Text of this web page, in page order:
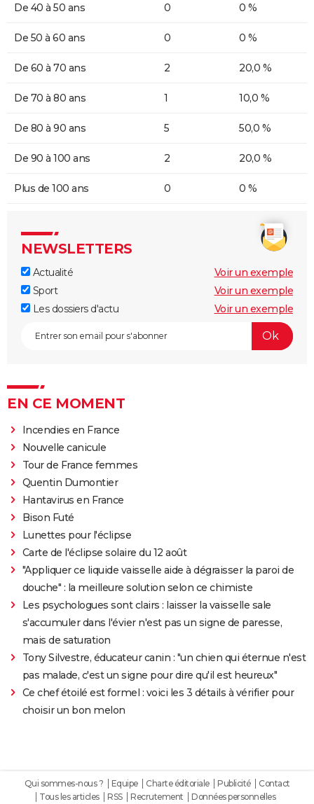
De 40 à 50 ans 0 0 %
De 50 à 60 ans 0 0 %
De 60 à 70 ans 2 20,0 %
De 70 à 80 ans 1 10,0 %
De 80 à 90 ans 5 50,0 %
De 90 à 100 ans 2 20,0 %
Plus de 100 ans 0 0 %
NEWSLETTERS
Actualité
Voir un exemple
Sport
Voir un exemple
Les dossiers d'actu
Voir un exemple
EN CE MOMENT
Incendies en France
Nouvelle canicule
Tour de France femmes
Quentin Dumontier
Hantavirus en France
Bison Futé
Lunettes pour l'éclipse
Carte de l'éclipse solaire du 12 août
"Appliquer ce liquide vaisselle aide à dégraisser la paroi de
douche" : la meilleure solution selon ce chimiste
Les psychologues sont clairs : laisser la vaisselle sale
s'accumuler dans l'évier n'est pas un signe de paresse,
mais de saturation
Tony Silvestre, éducateur canin : "un chien qui éternue n'est
pas malade, c'est un signe pour dire qu'il est heureux"
Ce chef étoilé est formel : voici les 3 détails à vérifier pour
choisir un bon melon
Qui sommes-nous ? Equipe Charte éditoriale Publicité
Contact
Tous les articles
RSS Recrutement Données personnelles